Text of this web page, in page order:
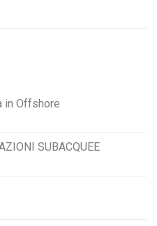
in Offshore
SUBACQUEE